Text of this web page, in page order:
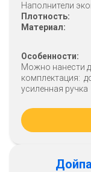
Наполнители
Плотность:
Материал:
Особенности:
Можно нанести
комплектация:
усиленная ручка